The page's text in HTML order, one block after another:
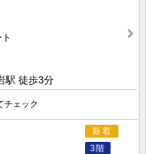
駅 徒歩3分
チェック
新着
3階